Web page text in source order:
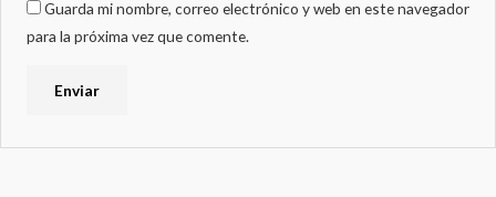
Guarda mi nombre, correo electrónico y web en este navegador
para la próxima vez que comente.